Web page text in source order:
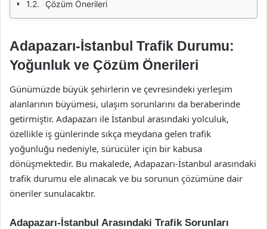
Çözüm Önerileri
Adapazarı-İstanbul Trafik Durumu:
Yoğunluk ve Çözüm Önerileri
Günümüzde büyük şehirlerin ve çevresindeki yerleşim
alanlarının büyümesi, ulaşım sorunlarını da beraberinde
getirmiştir. Adapazarı ile İstanbul arasındaki yolculuk,
özellikle iş günlerinde sıkça meydana gelen trafik
yoğunluğu nedeniyle, sürücüler için bir kabusa
dönüşmektedir. Bu makalede, Adapazarı-İstanbul arasındaki
trafik durumu ele alınacak ve bu sorunun çözümüne dair
öneriler sunulacaktır.
Adapazarı-İstanbul Arasındaki Trafik Sorunları